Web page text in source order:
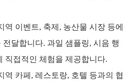
역 이벤트, 축제, 농산물 시장 등에
달합니다. 과일 샘플링, 시음 행
직접적인 체험을 제공합니다.
역 카페, 레스토랑, 호텔 등과의 협